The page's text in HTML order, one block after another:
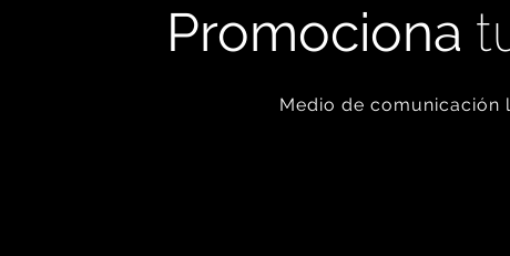
Promociona
Medio de comunicación